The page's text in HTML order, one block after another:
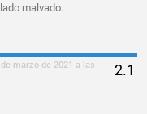
malvado.
marzo de 2021 a las